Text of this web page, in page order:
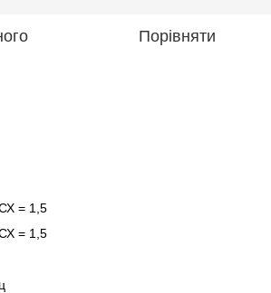
Порівняти
= 1,5
= 1,5